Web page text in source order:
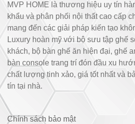
MVP HOME là thương hiệu uy tín
khẩu và phân phối nội thất cao cấp
mang đến các giải pháp kiến tạo
Luxury hoàn mỹ với bộ sưu tập ghế
khách, bộ bàn ghế ăn hiện đại, ghế
bàn console trang trí đón đầu xu
chất lượng tinh xảo, giá tốt nhất và
tín tại nhà.
Chính sách bảo mật